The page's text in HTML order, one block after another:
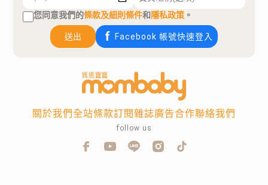
您同意我們的條款及細則條件和隱私政策 。
送出 Facebook 帳號快速登入
關於我們全站條款訂閱雜誌廣告合作聯絡我們
follow us